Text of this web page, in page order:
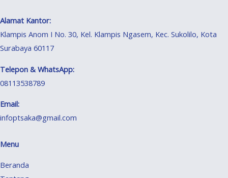
Alamat Kantor:
Klampis Anom I No. 30, Kel. Klampis Ngasem, Kec. Sukolilo, Kota
Surabaya 60117
Telepon & WhatsApp:
08113538789
Email:
infoptsaka@gmail.com
Menu
Beranda